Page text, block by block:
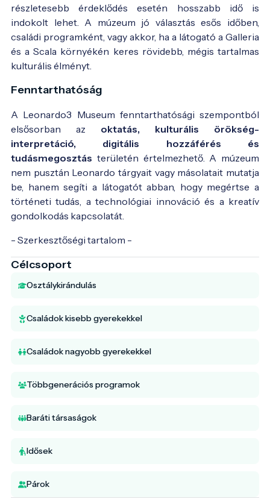
részletesebb érdeklődés esetén hosszabb idő is
indokolt lehet. A múzeum jó választás esős időben,
családi programként, vagy akkor, ha a látogató a Galleria
és a Scala környékén keres rövidebb, mégis tartalmas
kulturális élményt.
Fenntarthatóság
A Leonardo3 Museum fenntarthatósági szempontból
elsősorban az oktatás, kulturális örökség-
interpretáció, digitális hozzáférés és
tudásmegosztás területén értelmezhető. A múzeum
nem pusztán Leonardo tárgyait vagy másolatait mutatja
be, hanem segíti a látogatót abban, hogy megértse a
történeti tudás, a technológiai innováció és a kreatív
gondolkodás kapcsolatát.
- Szerkesztőségi tartalom -
Célcsoport
Osztálykirándulás
Családok kisebb gyerekekkel
Családok nagyobb gyerekekkel
Többgenerációs programok
Baráti társaságok
Idősek
Párok